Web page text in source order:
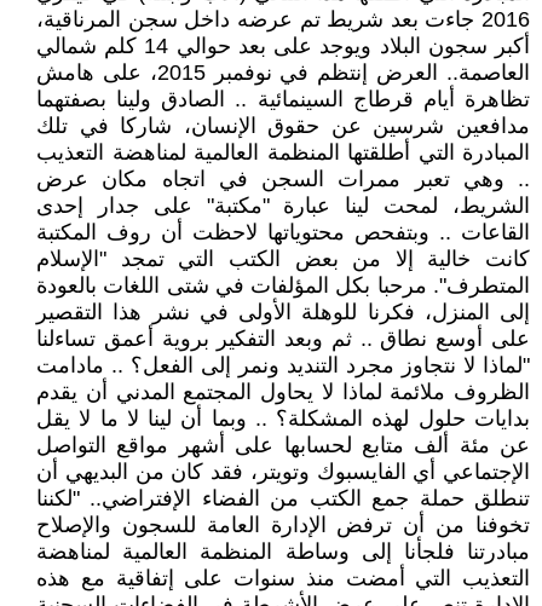
2016 جاءت بعد شريط تم عرضه داخل سجن المرناقية،
أكبر سجون البلاد ويوجد على بعد حوالي 14 كلم شمالي
العاصمة.. العرض إنتظم في نوفمبر 2015، على هامش
تظاهرة أيام قرطاج السينمائية .. الصادق ولينا بصفتهما
مدافعين شرسين عن حقوق الإنسان، شاركا في تلك
المبادرة التي أطلقتها المنظمة العالمية لمناهضة التعذيب
.. وهي تعبر ممرات السجن في اتجاه مكان عرض
الشريط، لمحت لينا عبارة "مكتبة" على جدار إحدى
القاعات .. وبتفحص محتوياتها لاحظت أن روف المكتبة
كانت خالية إلا من بعض الكتب التي تمجد "الإسلام
المتطرف". مرحبا بكل المؤلفات في شتى اللغات بالعودة
إلى المنزل، فكرنا للوهلة الأولى في نشر هذا التقصير
على أوسع نطاق .. ثم وبعد التفكير بروية أعمق تساءلنا
"لماذا لا نتجاوز مجرد التنديد ونمر إلى الفعل؟ .. مادامت
الظروف ملائمة لماذا لا يحاول المجتمع المدني أن يقدم
بدايات حلول لهذه المشكلة؟ .. وبما أن لينا لا ما لا يقل
عن مئة ألف متابع لحسابها على أشهر مواقع التواصل
الإجتماعي أي الفايسبوك وتويتر، فقد كان من البديهي أن
تنطلق حملة جمع الكتب من الفضاء الإفتراضي.. "لكننا
تخوفنا من أن ترفض الإدارة العامة للسجون والإصلاح
مبادرتنا فلجأنا إلى وساطة المنظمة العالمية لمناهضة
التعذيب التي أمضت منذ سنوات على إتفاقية مع هذه